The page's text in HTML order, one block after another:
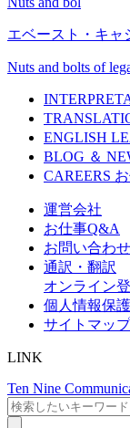
エベースト・キャ
Nuts and bolts of
ENGLISH
BLOG ＆
CAREERS
運営会社
お仕事Q&A
お問い合わせ
通訳・翻訳
オンライン
個人情報保
サイトマップ
LINK
Ten Nine